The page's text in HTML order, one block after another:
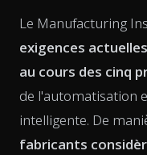
Le Manufacturing
exigences
au cours des cinq
de l'automatisation
intelligente. De
fabricants